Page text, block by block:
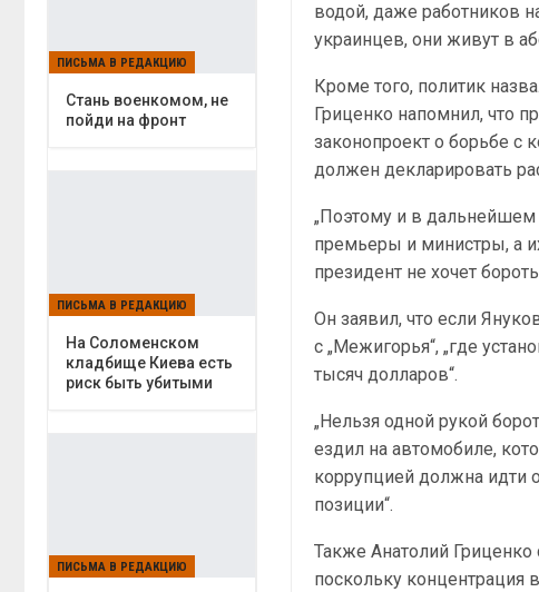
водой, даже работников
украинцев, они живут в
Кроме того, политик
Гриценко напомнил, что
законопроект о борьбе с
должен декларировать
„Поэтому и в дальнейшем
премьеры и министры, а
президент не хочет
Он заявил, что если
с „Межигорья“, „где
тысяч долларов“.
„Нельзя одной рукой
ездил на автомобиле,
коррупцией должна идти
позиции“.
Также Анатолий Гриценко
поскольку концентрация
ПИСЬМА В РЕДАКЦИЮ
Cтань военкомом, не
пойди на фронт
ПИСЬМА В РЕДАКЦИЮ
На Соломенском
кладбище Киева есть
риск быть убитыми
ПИСЬМА В РЕДАКЦИЮ